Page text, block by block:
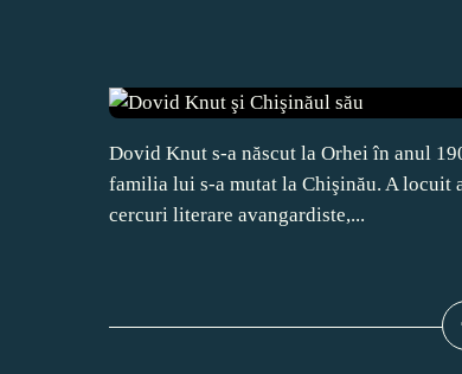
Dovid Knut s-a născut la Orhei în anul
familia lui s-a mutat la Chişinău. A locuit
cercuri literare avangardiste,...